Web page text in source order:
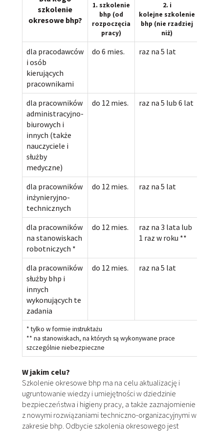
szkolenie
okresowe bhp?
1. szkolenie
bhp (od
rozpoczęcia
pracy)
2. i
kolejne szkolenie
bhp (nie rzadziej
niż)
dla pracodawców
i osób
kierujących
pracownikami
do 6 mies. raz na 5 lat
dla pracowników
administracyjno-
biurowych i
innych (także
nauczyciele i
służby
medyczne)
do 12 mies. raz na 5 lub 6 lat
dla pracowników
inżynieryjno-
technicznych
do 12 mies. raz na 5 lat
dla pracowników
na stanowiskach
robotniczych *
do 12 mies.
raz na 3 lata lub
1 raz w roku **
dla pracowników
służby bhp i
innych
wykonujących te
zadania
do 12 mies. raz na 5 lat
* tylko w formie instruktażu
** na stanowiskach, na których są wykonywane prace
szczególnie niebezpieczne
W jakim celu?
Szkolenie okresowe bhp ma na celu aktualizację i
ugruntowanie wiedzy i umiejętności w dziedzinie
bezpieczeństwa i higieny pracy, a także zaznajomienie
z nowymi rozwiązaniami techniczno-organizacyjnymi w
zakresie bhp. Odbycie szkolenia okresowego jest